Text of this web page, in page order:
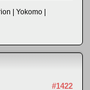
| Yokomo |
#1422